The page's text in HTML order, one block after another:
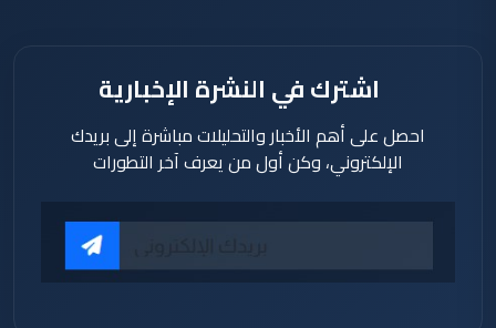
اشترك في النشرة الإخبارية
احصل على أهم الأخبار والتحليلات مباشرة إلى بريدك
الإلكتروني، وكن أول من يعرف آخر التطورات